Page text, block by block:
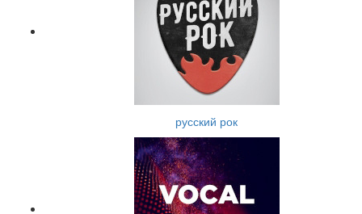
русский рок